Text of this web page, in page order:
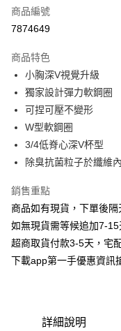
信用卡分期付款
合作金庫商業銀行
華南商業銀行
上海商業儲蓄銀行
國泰世華商業銀行
臺灣中小企業銀行
匯豐（台灣）商業銀行
聯邦商業銀行
元大商業銀行
台新國際商業銀行
台灣樂天信用卡公司
6 期 0 利率 每期
華南商業銀行
上海商業儲蓄銀行
國泰世華商業銀行
臺灣中小企業銀行
匯豐（台灣）商業銀行
元大商業銀行
玉山商業銀行
台灣樂天信用卡公司
超商取貨付款
LINE Pay
Apple Pay
街口支付
悠遊付
【關於「AFTEE先享後付」
AFTEE先享後付是「在收到
ATM付款
全家取貨付款
商品編號
7874649
商品特色
小胸深V視覺升級
獨家設計彈力軟鋼圈
可捏可壓不變形
W型軟鋼圈
3/4低脊心深V杯型
除臭抗菌粒子於纖維
銷售重點
商品如有現貨，下單後
如無現貨需等候追加7-15
超商取貨付款3-5天，宅
下載app第一手優惠資訊
詳細說明